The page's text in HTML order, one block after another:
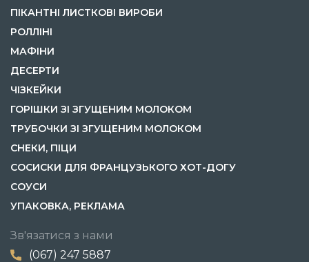
ПІКАНТНІ ЛИСТКОВІ ВИРОБИ
РОЛЛІНІ
МАФІНИ
ДЕСЕРТИ
ЧІЗКЕЙКИ
ГОРІШКИ ЗІ ЗГУЩЕНИМ МОЛОКОМ
ТРУБОЧКИ ЗІ ЗГУЩЕНИМ МОЛОКОМ
СНЕКИ, ПІЦИ
СОСИСКИ ДЛЯ ФРАНЦУЗЬКОГО ХОТ-ДОГУ
СОУСИ
УПАКОВКА, РЕКЛАМА
Зв'язатися з нами
(067) 247 5887